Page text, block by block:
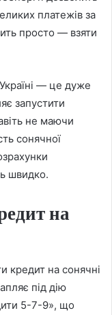
платежів за
просто — взяти
— це дуже
запустити
не маючи
сонячної
швидко.
на
кредит на сонячні
під дію
5-7-9», що